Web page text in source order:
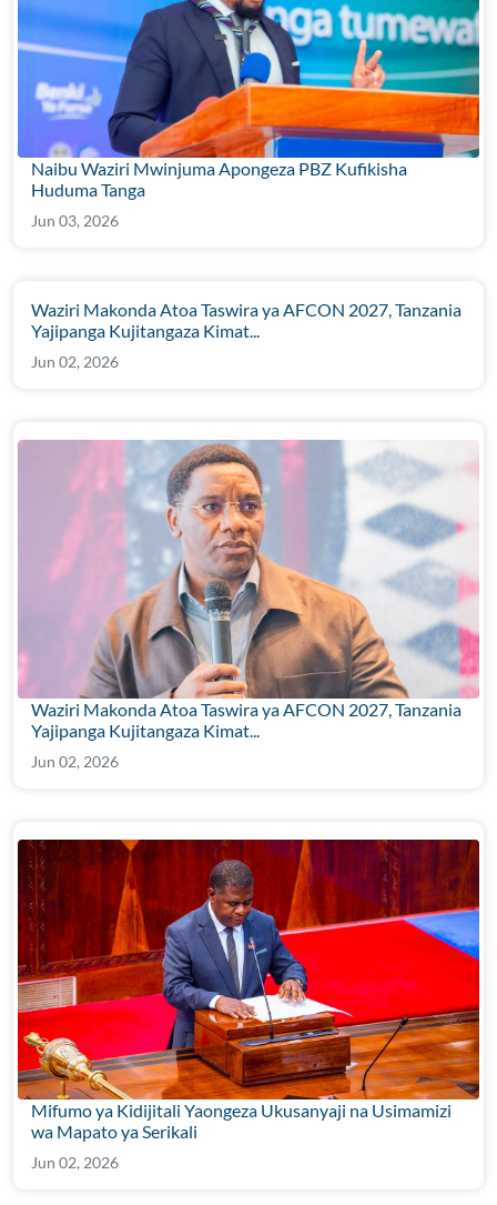
Naibu Waziri Mwinjuma Apongeza PBZ Kufikisha
Huduma Tanga
Jun 03, 2026
Waziri Makonda Atoa Taswira ya AFCON 2027, Tanzania
Yajipanga Kujitangaza Kimat...
Jun 02, 2026
Waziri Makonda Atoa Taswira ya AFCON 2027, Tanzania
Yajipanga Kujitangaza Kimat...
Jun 02, 2026
Mifumo ya Kidijitali Yaongeza Ukusanyaji na Usimamizi
wa Mapato ya Serikali
Jun 02, 2026